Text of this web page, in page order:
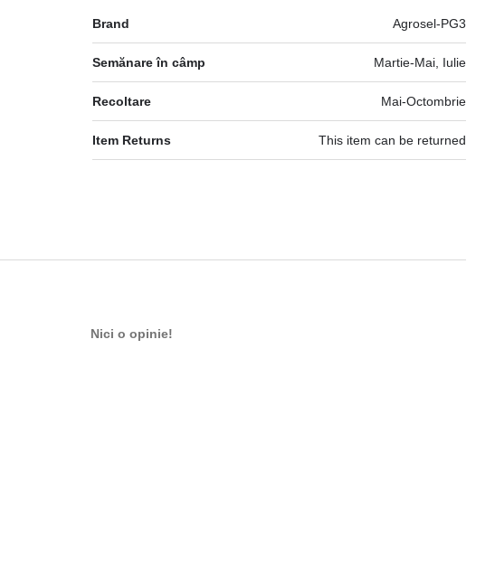
Brand Agrosel-PG3
Semănare în câmp Martie-Mai, Iulie
Recoltare Mai-Octombrie
Item Returns This item can be returned
Nici o opinie!